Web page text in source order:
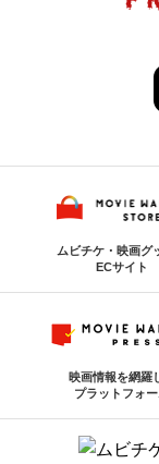
ムビチケ・映画グ
ECサイト
映画情報を網羅
プラットフォー